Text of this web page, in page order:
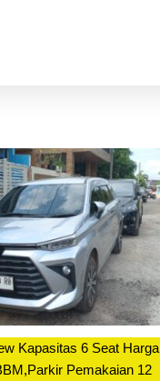
Kapasitas 6 Seat Harga
Pemakaian 12